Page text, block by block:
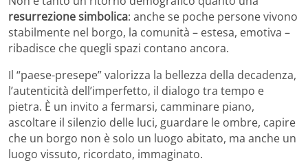
resurrezione simbolica: anche se poche persone vivono
stabilmente nel borgo, la comunità – estesa, emotiva –
ribadisce che quegli spazi contano ancora.
Il “paese-presepe” valorizza la bellezza della decadenza,
l’autenticità dell’imperfetto, il dialogo tra tempo e
pietra. È un invito a fermarsi, camminare piano,
ascoltare il silenzio delle luci, guardare le ombre, capire
che un borgo non è solo un luogo abitato, ma anche un
luogo vissuto, ricordato, immaginato.